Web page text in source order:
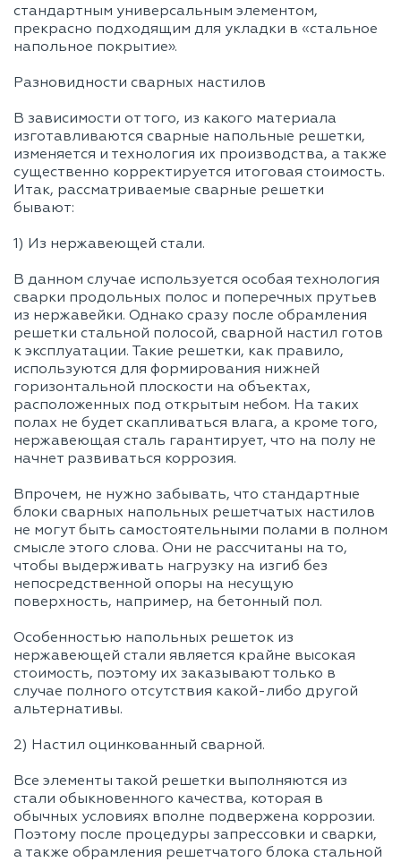
стандартным универсальным элементом,
прекрасно подходящим для укладки в «стальное
напольное покрытие».
Разновидности сварных настилов
В зависимости от того, из какого материала
изготавливаются сварные напольные решетки,
изменяется и технология их производства, а также
существенно корректируется итоговая стоимость.
Итак, рассматриваемые сварные решетки
бывают:
1) Из нержавеющей стали.
В данном случае используется особая технология
сварки продольных полос и поперечных прутьев
из нержавейки. Однако сразу после обрамления
решетки стальной полосой, сварной настил готов
к эксплуатации. Такие решетки, как правило,
используются для формирования нижней
горизонтальной плоскости на объектах,
расположенных под открытым небом. На таких
полах не будет скапливаться влага, а кроме того,
нержавеющая сталь гарантирует, что на полу не
начнет развиваться коррозия.
Впрочем, не нужно забывать, что стандартные
блоки сварных напольных решетчатых настилов
не могут быть самостоятельными полами в полном
смысле этого слова. Они не рассчитаны на то,
чтобы выдерживать нагрузку на изгиб без
непосредственной опоры на несущую
поверхность, например, на бетонный пол.
Особенностью напольных решеток из
нержавеющей стали является крайне высокая
стоимость, поэтому их заказывают только в
случае полного отсутствия какой-либо другой
альтернативы.
2) Настил оцинкованный сварной.
Все элементы такой решетки выполняются из
стали обыкновенного качества, которая в
обычных условиях вполне подвержена коррозии.
Поэтому после процедуры запрессовки и сварки,
а также обрамления решетчатого блока стальной